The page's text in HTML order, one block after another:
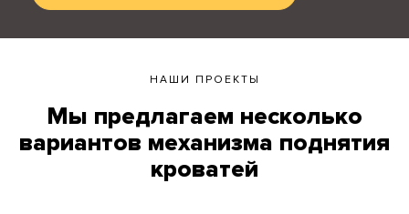
НАШИ ПРОЕКТЫ
Мы предлагаем несколько
вариантов механизма поднятия
кроватей